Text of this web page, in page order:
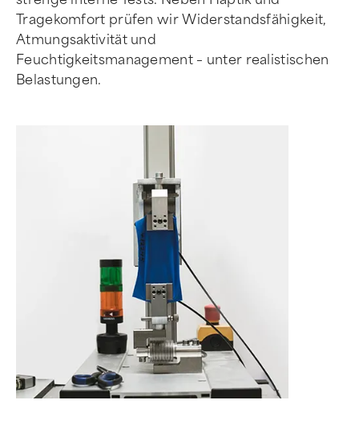
Tragekomfort prüfen wir Widerstandsfähigkeit,
Atmungsaktivität und
Feuchtigkeitsmanagement – unter realistischen
Belastungen.